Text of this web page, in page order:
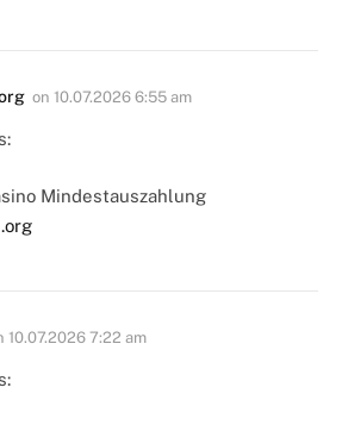
on 10.07.2026 6:55 am
Mindestauszahlung
10.07.2026 7:22 am